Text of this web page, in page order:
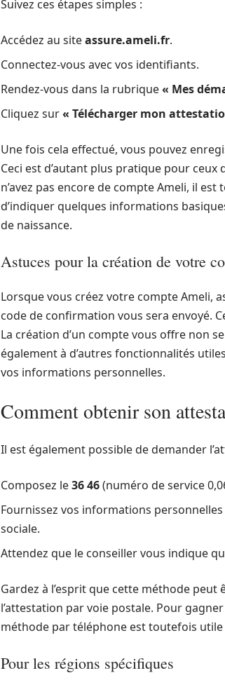
Suivez ces étapes simples :
Accédez au siteassure.ameli.fr.
Connectez-vous avec vos identifiants.
Rendez-vous dans la rubrique« Mes
Cliquez sur« Télécharger mon
Une fois cela effectué, vous pouvez
Ceci est d’autant plus pratique pour ceux
n’avez pas encore de compte Ameli, il
d’indiquer quelques informations
de naissance.
Astuces pour la création de votre
Lorsque vous créez votre compte Ameli,
code de confirmation vous sera envoyé.
La création d’un compte vous offre non
également à d’autres fonctionnalités
vos informations personnelles.
Comment obtenir son
Il est également possible de demander
Composez le36 46(numéro de service
Fournissez vos informations
sociale.
Attendez que le conseiller vous indique
Gardez à l’esprit que cette méthode
l’attestation par voie postale. Pour
méthode par téléphone est toutefois
Pour les régions spécifiques